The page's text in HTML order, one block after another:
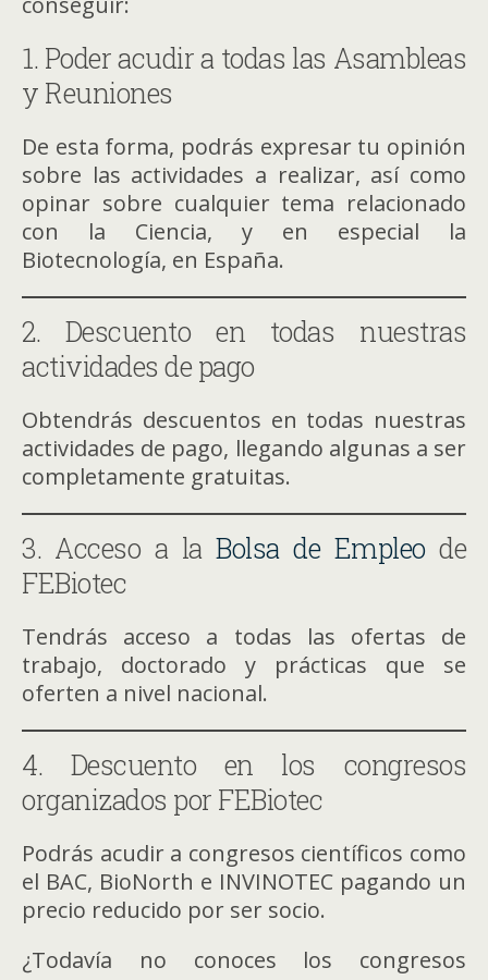
1. Poder acudir a todas las Asambleas
y Reuniones
De esta forma, podrás expresar tu opinión
sobre las actividades a realizar, así como
opinar sobre cualquier tema relacionado
con la Ciencia, y en especial la
Biotecnología, en España.
2. Descuento en todas nuestras
actividades de pago
Obtendrás descuentos en todas nuestras
actividades de pago, llegando algunas a ser
completamente gratuitas.
3. Acceso a laBolsa de Empleode
FEBiotec
Tendrás acceso a todas las ofertas de
trabajo, doctorado y prácticas que se
oferten a nivel nacional.
4. Descuento en los congresos
organizados por FEBiotec
Podrás acudir a congresos científicos como
el BAC, BioNorth e INVINOTEC pagando un
precio reducido por ser socio.
¿Todavía no conoces los congresos